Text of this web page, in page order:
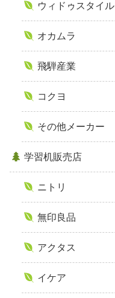
ウィドゥスタイル
オカムラ
飛騨産業
コクヨ
その他メーカー
学習机販売店
ニトリ
無印良品
アクタス
イケア